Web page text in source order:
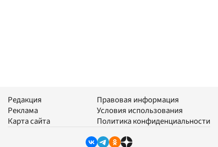
Редакция
Реклама
Карта сайта
Правовая информация
Условия использования
Политика конфиденциальности